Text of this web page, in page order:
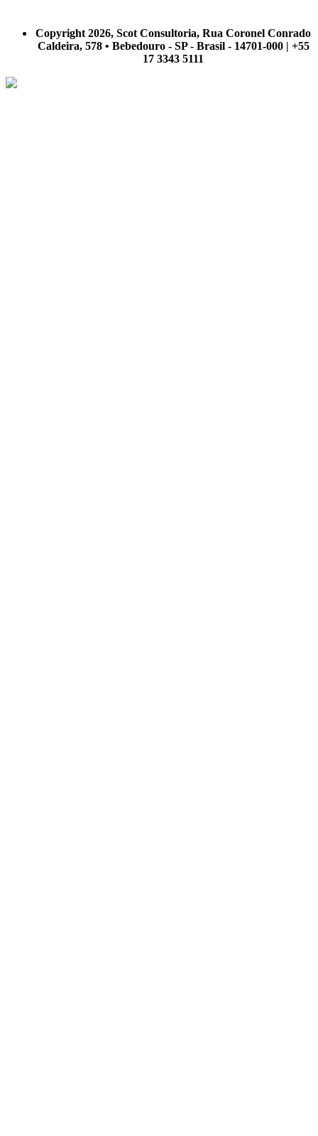
Copyright 2026, Scot Consultoria, Rua Coronel Conrado
Caldeira, 578 • Bebedouro - SP - Brasil - 14701-000 | +55
17 3343 5111